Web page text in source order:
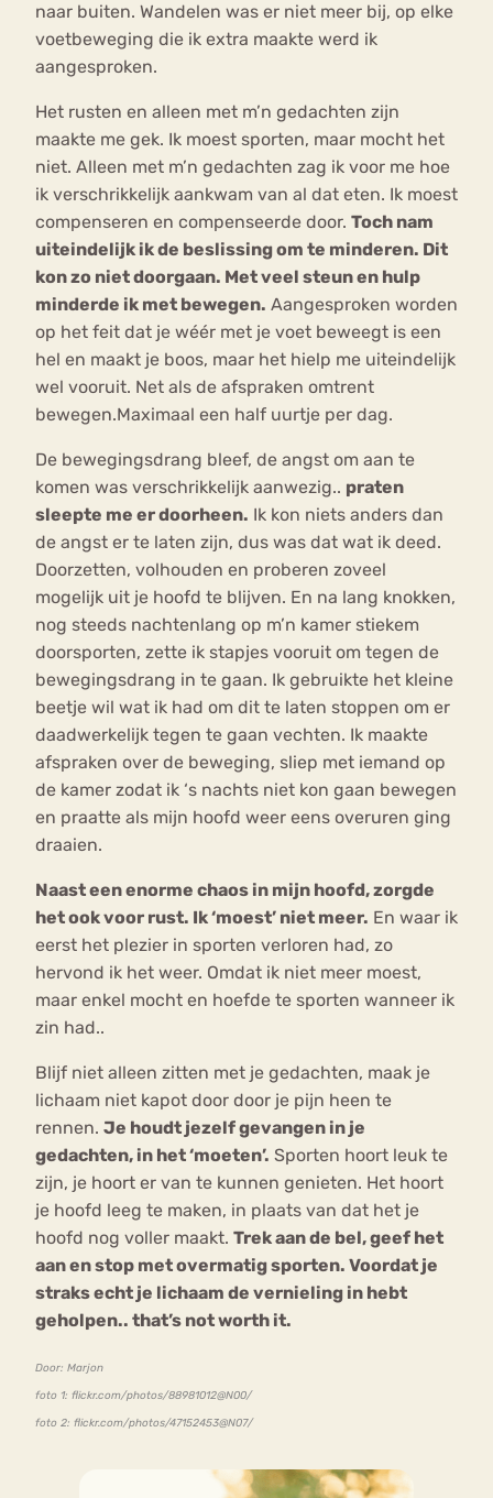
naar buiten. Wandelen was er niet meer bij, op elke
voetbeweging die ik extra maakte werd ik
aangesproken.
Het rusten en alleen met m’n gedachten zijn
maakte me gek. Ik moest sporten, maar mocht het
niet. Alleen met m’n gedachten zag ik voor me hoe
ik verschrikkelijk aankwam van al dat eten. Ik moest
compenseren en compenseerde door. Toch nam
uiteindelijk ik de beslissing om te minderen. Dit
kon zo niet doorgaan. Met veel steun en hulp
minderde ik met bewegen. Aangesproken worden
op het feit dat je wéér met je voet beweegt is een
hel en maakt je boos, maar het hielp me uiteindelijk
wel vooruit. Net als de afspraken omtrent
bewegen.Maximaal een half uurtje per dag.
De bewegingsdrang bleef, de angst om aan te
komen was verschrikkelijk aanwezig.. praten
sleepte me er doorheen. Ik kon niets anders dan
de angst er te laten zijn, dus was dat wat ik deed.
Doorzetten, volhouden en proberen zoveel
mogelijk uit je hoofd te blijven. En na lang knokken,
nog steeds nachtenlang op m’n kamer stiekem
doorsporten, zette ik stapjes vooruit om tegen de
bewegingsdrang in te gaan. Ik gebruikte het kleine
beetje wil wat ik had om dit te laten stoppen om er
daadwerkelijk tegen te gaan vechten. Ik maakte
afspraken over de beweging, sliep met iemand op
de kamer zodat ik ‘s nachts niet kon gaan bewegen
en praatte als mijn hoofd weer eens overuren ging
draaien.
Naast een enorme chaos in mijn hoofd, zorgde
het ook voor rust. Ik ‘moest’ niet meer. En waar ik
eerst het plezier in sporten verloren had, zo
hervond ik het weer. Omdat ik niet meer moest,
maar enkel mocht en hoefde te sporten wanneer ik
zin had..
Blijf niet alleen zitten met je gedachten, maak je
lichaam niet kapot door door je pijn heen te
rennen. Je houdt jezelf gevangen in je
gedachten, in het ‘moeten’. Sporten hoort leuk te
zijn, je hoort er van te kunnen genieten. Het hoort
je hoofd leeg te maken, in plaats van dat het je
hoofd nog voller maakt. Trek aan de bel, geef het
aan en stop met overmatig sporten. Voordat je
straks echt je lichaam de vernieling in hebt
geholpen.. that’s not worth it.
Door: Marjon
foto 1: flickr.com/photos/88981012@N00/
foto 2: flickr.com/photos/47152453@N07/